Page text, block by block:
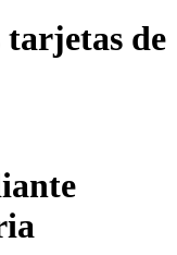
tarjetas de